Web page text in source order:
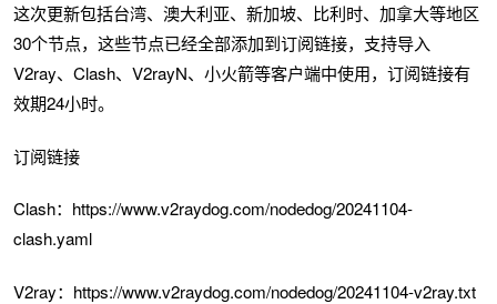
这次更新包括台湾、澳大利亚、新加坡、比利时、加拿大等地区
30个节点，这些节点已经全部添加到订阅链接，支持导入
V2ray、Clash、V2rayN、小火箭等客户端中使用，订阅链接有
效期24小时。
订阅链接
Clash：https://www.v2raydog.com/nodedog/20241104-
clash.yaml
V2ray：https://www.v2raydog.com/nodedog/20241104-v2ray.txt